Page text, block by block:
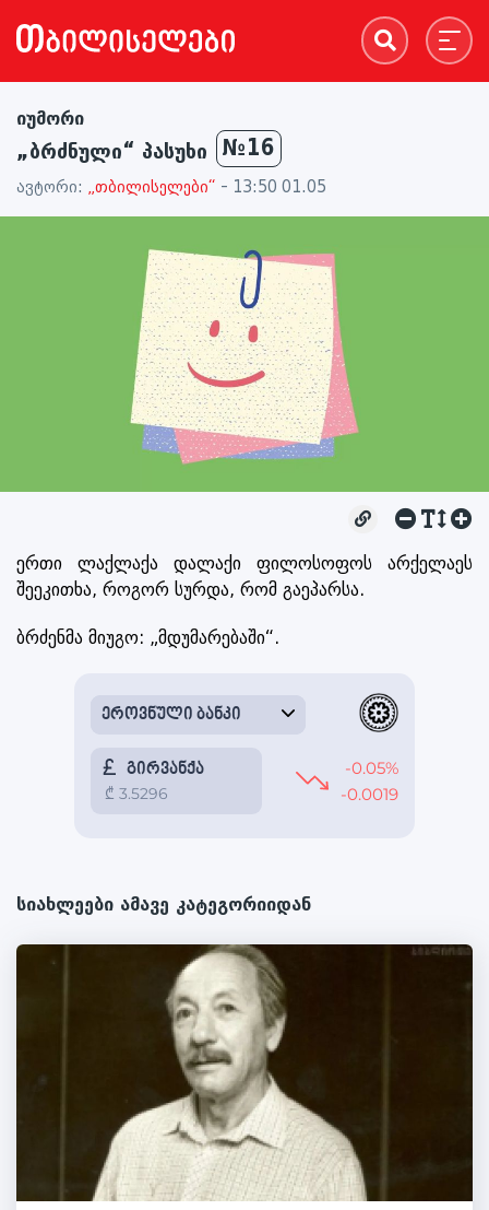
იუმორი
„ბრძნული“ პასუხი №16
ავტორი: „თბილისელები“ - 13:50 01.05
ერთი ლაქლაქა დალაქი ფილოსოფოს არქელაეს
შეეკითხა, როგორ სურდა, რომ გაეპარსა.
ბრძენმა მიუგო: „მდუმარებაში“.
სიახლეები ამავე კატეგორიიდან